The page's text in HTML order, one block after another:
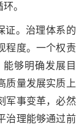
。
证。治理体系的
程度。一个权责
够明确发展目
质量发展实质上
军事变革，必然
治理能够通过前